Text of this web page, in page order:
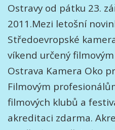
Ostravy od pátku 23.
2011.Mezi letošní
Středoevropské
víkend určený
Ostrava Kamera Oko
Filmovým
filmových klubů a
akreditaci zdarma.